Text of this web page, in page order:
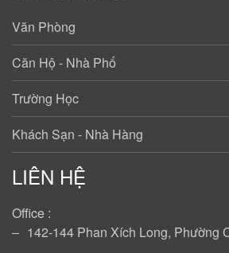
Văn Phòng
Căn Hộ - Nhà Phố
Trường Học
Khách Sạn - Nhà Hàng
LIÊN HỆ
Office :
‒ 142-144 Phan Xích Long, Phường